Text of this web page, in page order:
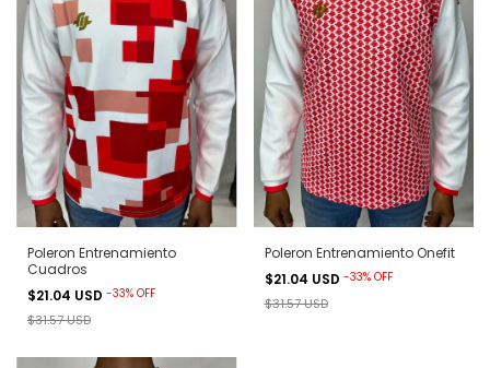
Poleron Entrenamiento
Cuadros
$21.04 USD -33% OFF
$31.57 USD
Poleron Entrenamiento Onefit
$21.04 USD -33% OFF
$31.57 USD